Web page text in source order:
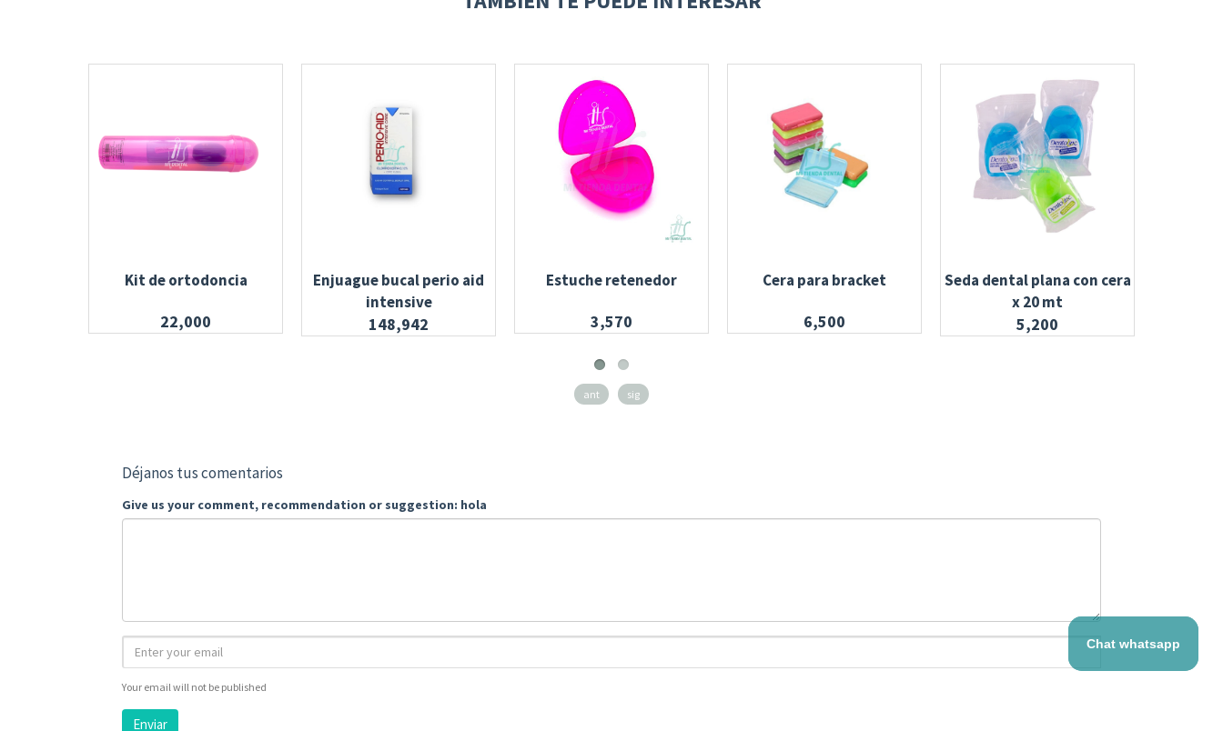
Kit de ortodoncia
22,000
Enjuague bucal perio aid
intensive
148,942
Estuche retenedor
3,570
Cera para bracket
6,500
Seda dental plana con cera
x 20 mt
5,200
ant sig
Déjanos tus comentarios
Give us your comment, recommendation or suggestion: hola
Your email will not be published
Enviar
Chat whatsapp